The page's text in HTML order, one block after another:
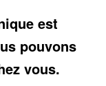
est
pouvons
vous.